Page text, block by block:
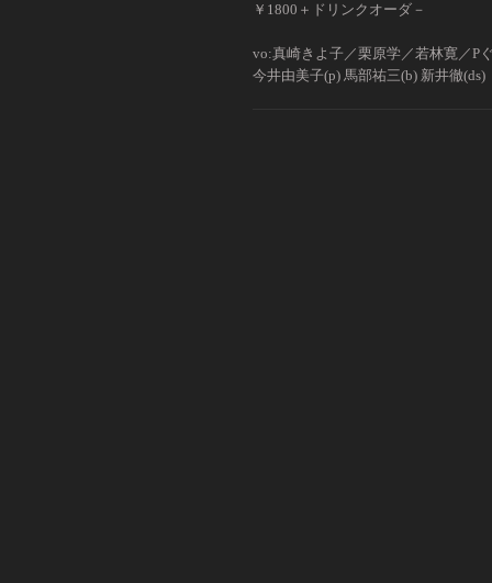
￥1800＋ドリンクオーダ－
vo:真崎きよ子／栗原学／若林寛／P
今井由美子(p) 馬部祐三(b) 新井徹(ds)